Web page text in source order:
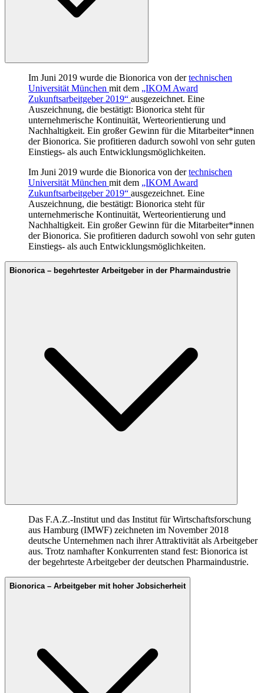
Im Juni 2019 wurde die Bionorica von dertechnischen
Universität München mit dem „IKOM Award
Zukunftsarbeitgeber 2019“ ausgezeichnet. Eine
Auszeichnung, die bestätigt: Bionorica steht für
unternehmerische Kontinuität, Werteorientierung und
Nachhaltigkeit. Ein großer Gewinn für die Mitarbeiter*innen
der Bionorica. Sie profitieren dadurch sowohl von sehr guten
Einstiegs- als auch Entwicklungsmöglichkeiten.
Im Juni 2019 wurde die Bionorica von dertechnischen
Universität München mit dem „IKOM Award
Zukunftsarbeitgeber 2019“ ausgezeichnet. Eine
Auszeichnung, die bestätigt: Bionorica steht für
unternehmerische Kontinuität, Werteorientierung und
Nachhaltigkeit. Ein großer Gewinn für die Mitarbeiter*innen
der Bionorica. Sie profitieren dadurch sowohl von sehr guten
Einstiegs- als auch Entwicklungsmöglichkeiten.
Bionorica – begehrtester Arbeitgeber in der Pharmaindustrie
Das F.A.Z.-Institut und das Institut für Wirtschaftsforschung
aus Hamburg (IMWF) zeichneten im November 2018
deutsche Unternehmen nach ihrer Attraktivität als Arbeitgeber
aus. Trotz namhafter Konkurrenten stand fest: Bionorica ist
der begehrteste Arbeitgeber der deutschen Pharmaindustrie.
Bionorica – Arbeitgeber mit hoher Jobsicherheit